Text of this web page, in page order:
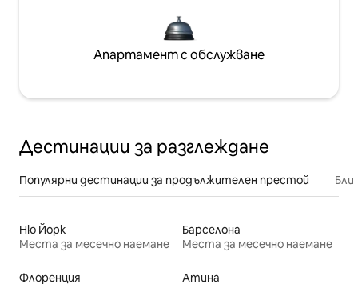
Апартамент с обслужване
Дестинации за разглеждане
Популярни дестинации за продължителен престой
Ню Йорк
Места за месечно наемане
Барселона
Места за месечно наемане
Флоренция
Атина